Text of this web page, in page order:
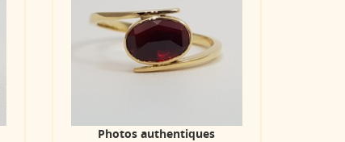
Photos authentiques